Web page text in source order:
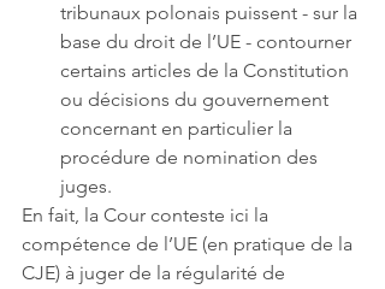
tribunaux polonais puissent - sur la
base du droit de l’UE - contourner
certains articles de la Constitution
ou décisions du gouvernement
concernant en particulier la
procédure de nomination des
juges.
En fait, la Cour conteste ici la
compétence de l’UE (en pratique de la
CJE) à juger de la régularité de